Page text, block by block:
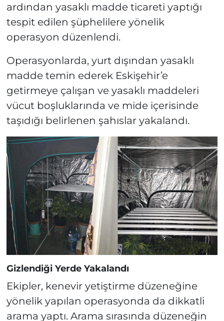
ardından yasaklı madde ticareti yaptığı
tespit edilen şüphelilere yönelik
operasyon düzenlendi.
Operasyonlarda, yurt dışından yasaklı
madde temin ederek Eskişehir’e
getirmeye çalışan ve yasaklı maddeleri
vücut boşluklarında ve mide içerisinde
taşıdığı belirlenen şahıslar yakalandı.
Gizlendiği Yerde Yakalandı
Ekipler, kenevir yetiştirme düzeneğine
yönelik yapılan operasyonda da dikkatli
arama yaptı. Arama sırasında düzeneğin